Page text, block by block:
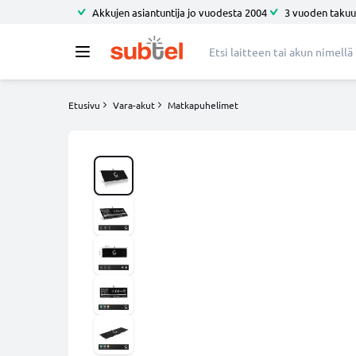
Akkujen asiantuntija jo vuodesta 2004 3 vuoden takuu
Etusivu Vara-akut Matkapuhelimet